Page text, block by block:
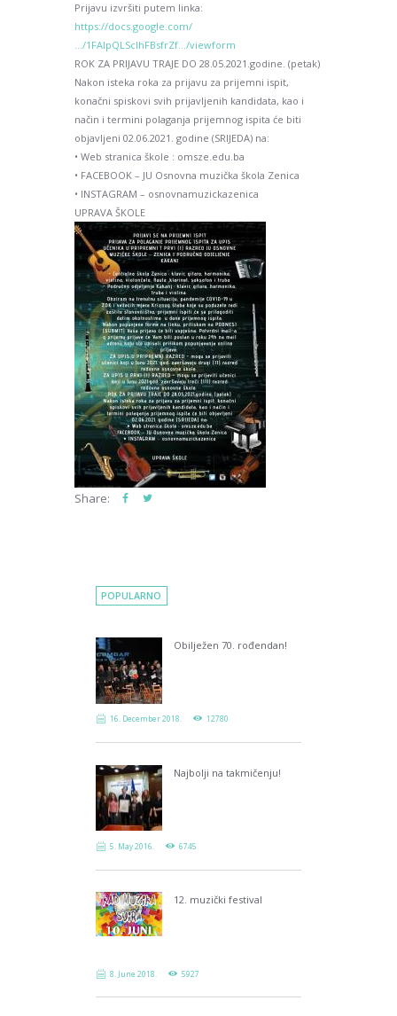
Prijavu izvršiti putem linka:
https://docs.google.com/
…/1FAIpQLScIhFBsfrZf…/viewform
ROK ZA PRIJAVU TRAJE DO 28.05.2021.godine. (petak)
Nakon isteka roka za prijavu za prijemni ispit,
konačni spiskovi svih prijavljenih kandidata, kao i
način i termini polaganja prijemnog ispita će biti
objavljeni 02.06.2021. godine (SRIJEDA) na:
• Web stranica škole : omsze.edu.ba
• FACEBOOK – JU Osnovna muzička škola Zenica
• INSTAGRAM – osnovnamuzickazenica
UPRAVA ŠKOLE
Share:
POPULARNO
Obilježen 70. rođendan!
16. December 2018. 12780
Najbolji na takmičenju!
5. May 2016. 6745
12. muzički festival
8. June 2018. 5927